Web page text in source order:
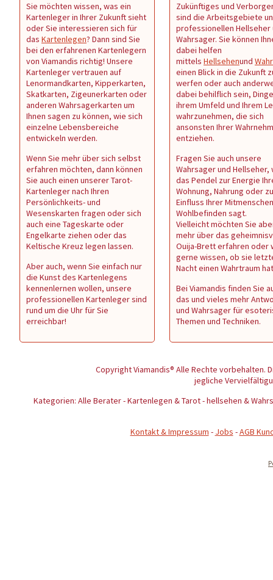
Sie möchten wissen, was ein
Kartenleger in Ihrer Zukunft sieht
oder Sie interessieren sich für
das Kartenlegen? Dann sind Sie
bei den erfahrenen Kartenlegern
von Viamandis richtig! Unsere
Kartenleger vertrauen auf
Lenormandkarten, Kipperkarten,
Skatkarten, Zigeunerkarten oder
anderen Wahrsagerkarten um
Ihnen sagen zu können, wie sich
einzelne Lebensbereiche
entwickeln werden.
Wenn Sie mehr über sich selbst
erfahren möchten, dann können
Sie auch einen unserer Tarot-
Kartenleger nach Ihren
Persönlichkeits- und
Wesenskarten fragen oder sich
auch eine Tageskarte oder
Engelkarte ziehen oder das
Keltische Kreuz legen lassen.
Aber auch, wenn Sie einfach nur
die Kunst des Kartenlegens
kennenlernen wollen, unsere
professionellen Kartenleger sind
rund um die Uhr für Sie
erreichbar!
Zukünftiges und
sind die Arbeitsgebiete
professionellen Hellseher
Wahrsager. Sie können
dabei helfen
mittels Hellsehenund
einen Blick in die Zukunft
werfen oder auch
dabei behilflich sein,
ihrem Umfeld und Ihrem
wahrzunehmen, die sich
ansonsten Ihrer
entziehen.
Fragen Sie auch unsere
Wahrsager und Hellseher,
das Pendel zur Energie
Wohnung, Nahrung oder
Einfluss Ihrer
Wohlbefinden sagt.
Vielleicht möchten Sie
mehr über das
Ouija-Brett erfahren oder
gerne wissen, ob sie
Nacht einen Wahrtraum
Bei Viamandis finden Sie
das und vieles mehr
und Wahrsager für
Themen und Techniken.
Copyright Viamandis® Alle Rechte vorbehalten.
jegliche
Kategorien: Alle Berater - Kartenlegen & Tarot - hellsehen &
Kontakt & Impressum - Jobs -AGB